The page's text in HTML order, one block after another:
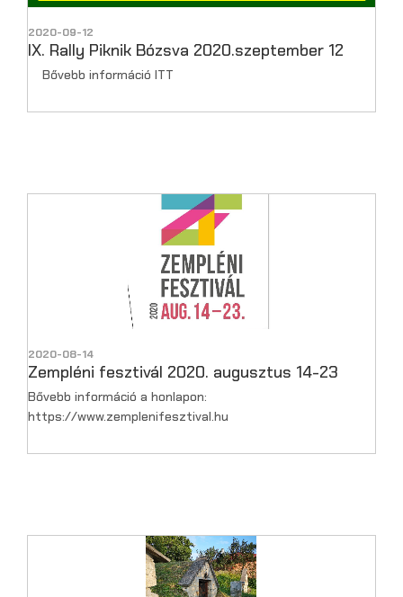
2020-09-12
IX. Rally Piknik Bózsva 2020.szeptember 12
Bővebb információ ITT
2020-08-14
Zempléni fesztivál 2020. augusztus 14-23
Bővebb információ a honlapon:
https://www.zemplenifesztival.hu